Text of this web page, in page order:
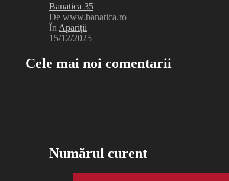
Banatica 35
De www.banatica.ro
În Apariții
15/12/2025
Cele mai noi comentarii
Numărul curent